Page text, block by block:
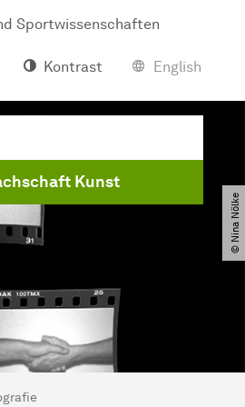
Sportwissenschaften
Kontrast English
Kunst
© Nina Nölke